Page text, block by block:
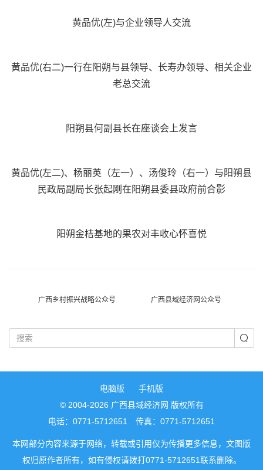
黄品优(左)与企业领导人交流
黄品优(右二)一行在阳朔与县领导、长寿办领导、相关企业
老总交流
阳朔县何副县长在座谈会上发言
黄品优(左二)、杨丽英（左一）、汤俊玲（右一）与阳朔县
民政局副局长张起刚在阳朔县委县政府前合影
阳朔金桔基地的果农对丰收心怀喜悦
广西乡村振兴战略公众号 广西县域经济网公众号
电脑版
手机版
© 2004-2026 广西县域经济网 版权所有
电话：0771-5712651 传真：0771-5712651
本网部分内容来源于网络，转载或引用仅为传播更多信息，文图版
权归原作者所有，如有侵权请拨打0771-5712651联系删除。